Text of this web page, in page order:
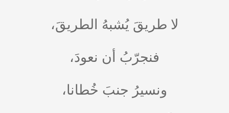
لا طريقَ يُشبهُ الطريقَ،
فنجرّبُ أن نعودَ،
ونسيرُ جنبَ خُطانا،